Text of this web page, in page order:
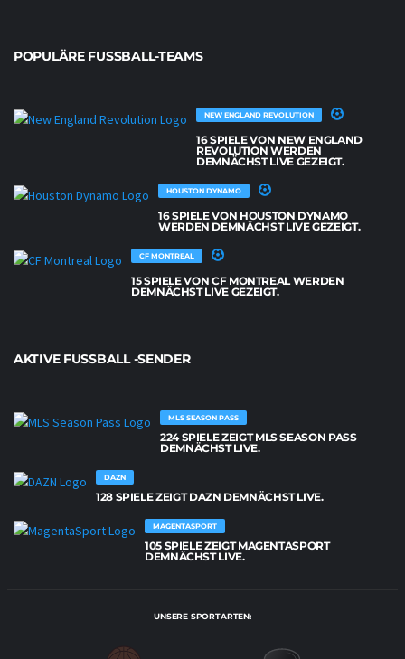
POPULÄRE FUSSBALL-TEAMS
NEW ENGLAND REVOLUTION
16 SPIELE VON NEW ENGLAND
REVOLUTION WERDEN
DEMNÄCHST LIVE GEZEIGT.
HOUSTON DYNAMO
16 SPIELE VON HOUSTON DYNAMO
WERDEN DEMNÄCHST LIVE GEZEIGT.
CF MONTREAL
15 SPIELE VON CF MONTREAL WERDEN
DEMNÄCHST LIVE GEZEIGT.
AKTIVE FUSSBALL -SENDER
MLS SEASON PASS
224 SPIELE ZEIGT MLS SEASON PASS
DEMNÄCHST LIVE.
DAZN
128 SPIELE ZEIGT DAZN DEMNÄCHST LIVE.
MAGENTASPORT
105 SPIELE ZEIGT MAGENTASPORT
DEMNÄCHST LIVE.
UNSERE SPORTARTEN: